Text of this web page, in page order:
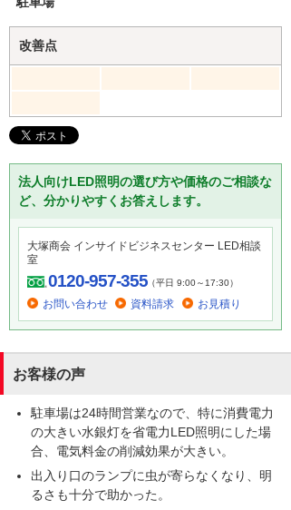
改善点
法人向けLED照明の選び方や価格のご相談な
ど、分かりやすくお答えします。
大塚商会 インサイドビジネスセンター LED相談
室
0120-957-355（平日 9:00～17:30）
お問い合わせ 資料請求 お見積り
お客様の声
駐車場は24時間営業なので、特に消費電力
の大きい水銀灯を省電力LED照明にした場
合、電気料金の削減効果が大きい。
出入り口のランプに虫が寄らなくなり、明
るさも十分で助かった。